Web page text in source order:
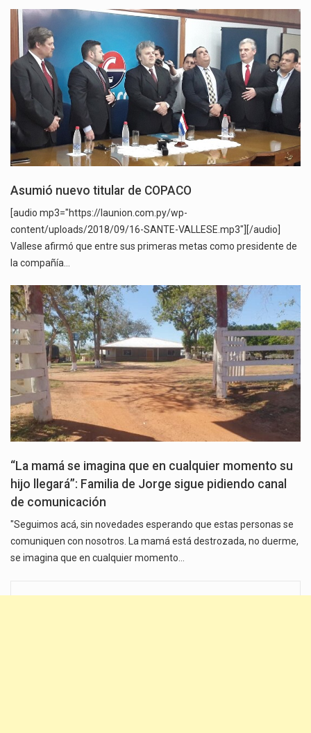
Asumió nuevo titular de COPACO
[audio mp3="https://launion.com.py/wp-
content/uploads/2018/09/16-SANTE-VALLESE.mp3"][/audio]
Vallese afirmó que entre sus primeras metas como presidente de
la compañía…
“La mamá se imagina que en cualquier momento su
hijo llegará”: Familia de Jorge sigue pidiendo canal
de comunicación
"Seguimos acá, sin novedades esperando que estas personas se
comuniquen con nosotros. La mamá está destrozada, no duerme,
se imagina que en cualquier momento…